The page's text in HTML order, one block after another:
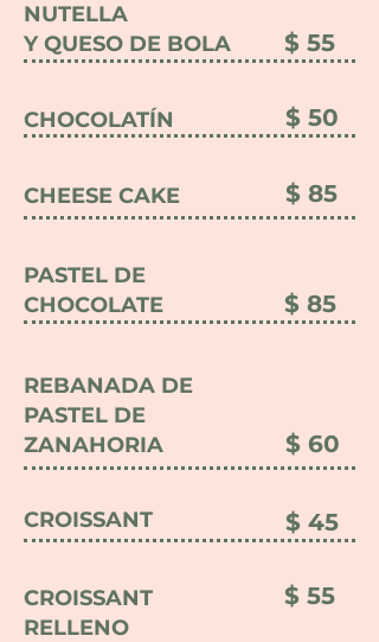
NUTELLA
Y QUESO DE BOLA
$ 55
CHOCOLATÍN $ 50
CHEESE CAKE $ 85
PASTEL DE
CHOCOLATE
$ 85
REBANADA DE
PASTEL DE
ZANAHORIA
$ 60
CROISSANT $ 45
CROISSANT
RELLENO
$ 55